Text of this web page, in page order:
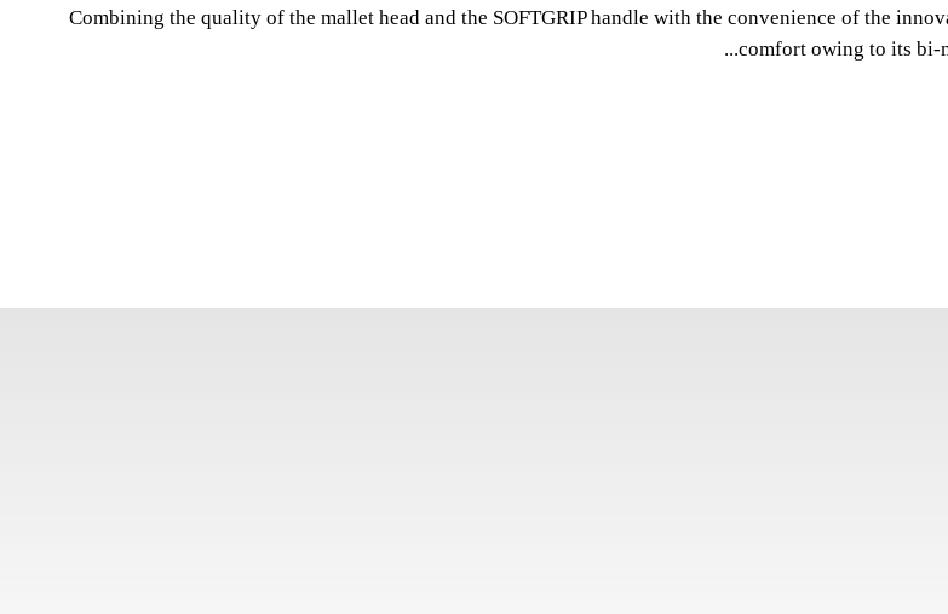
SOFTGRIP handles.
Combining the quality of the mallet head and the SOFTGRIP handle with the convenience of the
comfort owing to its bi-